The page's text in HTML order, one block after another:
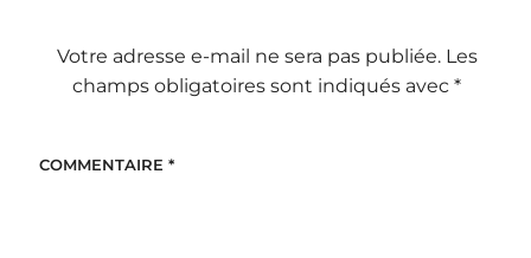
Votre adresse e-mail ne sera pas publiée. Les
champs obligatoires sont indiqués avec*
COMMENTAIRE *